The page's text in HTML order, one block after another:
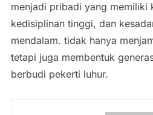
menjadi pribadi yang memiliki
kedisiplinan tinggi, dan
mendalam. tidak hanya
tetapi juga membentuk
berbudi pekerti luhur.